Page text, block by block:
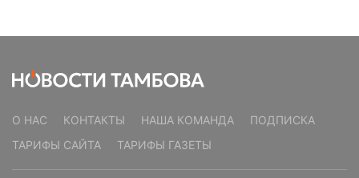
О НАС КОНТАКТЫ НАША КОМАНДА
ПОДПИСКА
ТАРИФЫ САЙТА
ТАРИФЫ ГАЗЕТЫ